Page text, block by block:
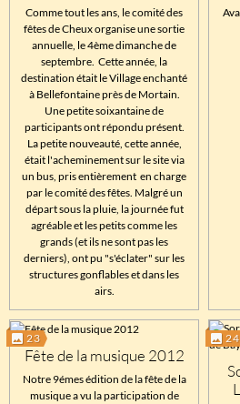
Comme tout les ans, le comité des
fêtes de Cheux organise une sortie
annuelle, le 4ème dimanche de
septembre. Cette année, la
destination était le Village enchanté
à Bellefontaine près de Mortain.
Une petite soixantaine de
participants ont répondu présent.
La petite nouveauté, cette année,
était l'acheminement sur le site via
un bus, pris entièrement en charge
par le comité des fêtes. Malgré un
départ sous la pluie, la journée fut
agréable et les petits comme les
grands (et ils ne sont pas les
derniers), ont pu "s'éclater" sur les
structures gonflables et dans les
airs.
23
Fête de la musique 2012
Notre 9émes édition de la fête de la
musique a vu la participation de
24